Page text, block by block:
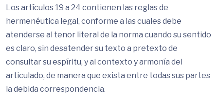
Los artículos 19 a 24 contienen las reglas de
hermenéutica legal, conforme a las cuales debe
atenderse al tenor literal de la norma cuando su sentido
es claro, sin desatender su texto a pretexto de
consultar su espíritu, y al contexto y armonía del
articulado, de manera que exista entre todas sus partes
la debida correspondencia.